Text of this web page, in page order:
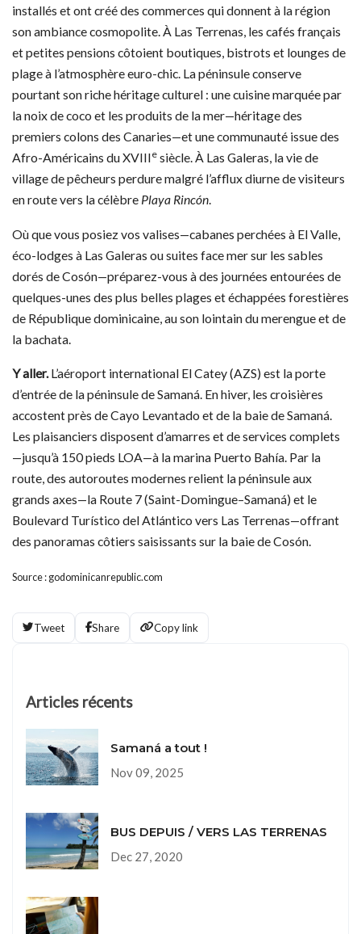
installés et ont créé des commerces qui donnent à la région
son ambiance cosmopolite. À Las Terrenas, les cafés français
et petites pensions côtoient boutiques, bistrots et lounges de
plage à l’atmosphère euro-chic. La péninsule conserve
pourtant son riche héritage culturel : une cuisine marquée par
la noix de coco et les produits de la mer—héritage des
premiers colons des Canaries—et une communauté issue des
Afro-Américains du XVIIIe siècle. À Las Galeras, la vie de
village de pêcheurs perdure malgré l’afflux diurne de visiteurs
en route vers la célèbre Playa Rincón.
Où que vous posiez vos valises—cabanes perchées à El Valle,
éco-lodges à Las Galeras ou suites face mer sur les sables
dorés de Cosón—préparez-vous à des journées entourées de
quelques-unes des plus belles plages et échappées forestières
de République dominicaine, au son lointain du merengue et de
la bachata.
Y aller.L’aéroport international El Catey (AZS) est la porte
d’entrée de la péninsule de Samaná. En hiver, les croisières
accostent près de Cayo Levantado et de la baie de Samaná.
Les plaisanciers disposent d’amarres et de services complets
—jusqu’à 150 pieds LOA—à la marina Puerto Bahía. Par la
route, des autoroutes modernes relient la péninsule aux
grands axes—la Route 7 (Saint-Domingue–Samaná) et le
Boulevard Turístico del Atlántico vers Las Terrenas—offrant
des panoramas côtiers saisissants sur la baie de Cosón.
Source : godominicanrepublic.com
Tweet Share Copy link
Articles récents
Samaná a tout !
Nov 09, 2025
BUS DEPUIS / VERS LAS TERRENAS
Dec 27, 2020